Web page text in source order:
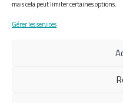
mais cela peut limiter certaines options.
Gérer les services
Du lundi au vendredi